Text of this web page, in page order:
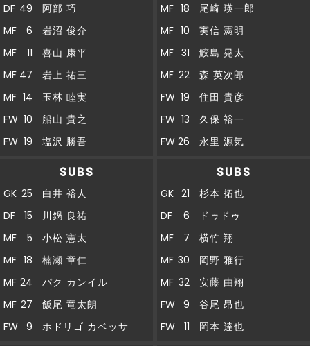
DF 49
阿部 巧
MF
6
岩沼 俊介
MF
11
喜山 康平
MF 47
岩上 祐三
MF 14
玉林 睦実
FW 10
船山 貴之
FW 19 塩沢 勝吾
SUBS
GK 25
白井 裕人
DF
15
川鍋 良祐
MF
5
小松 憲太
MF 18
楠瀬 章仁
MF 24
パク カンイル
MF 27
飯尾 竜太朗
FW
9 ホドリゴ カベッサ
MF 18
尾崎 瑛一郎
MF 10
実信 憲明
MF 31
鮫島 晃太
MF 22
森 英次郎
FW 19
住田 貴彦
FW 13
久保 裕一
FW 26 永里 源気
SUBS
GK 21
杉本 拓也
DF
6
ドゥドゥ
MF
7
横竹 翔
MF 30
岡野 雅行
MF 32
安藤 由翔
FW
9
谷尾 昂也
FW
11 岡本 達也